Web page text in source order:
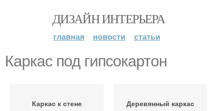
ДИЗАЙН ИНТЕРЬЕРА
главная новости статьи
Каркас под гипсокартон
Каркас к стене Деревянный каркас